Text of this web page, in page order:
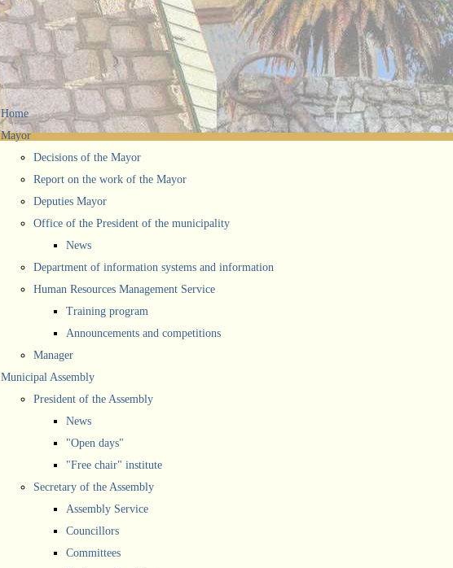
Home
Mayor
Decisions of the Mayor
Report on the work of the Mayor
Deputies Mayor
Office of the President of the municipality
News
Department of information systems and information
Human Resources Management Service
Training program
Announcements and competitions
Manager
Municipal Assembly
President of the Assembly
News
"Open days"
"Free chair" institute
Secretary of the Assembly
Assembly Service
Councillors
Committees